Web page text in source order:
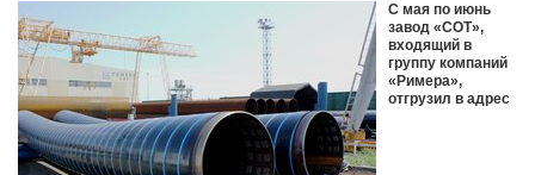
С мая по июнь
завод «СОТ»,
входящий в
группу компаний
«Римера»,
отгрузил в адрес